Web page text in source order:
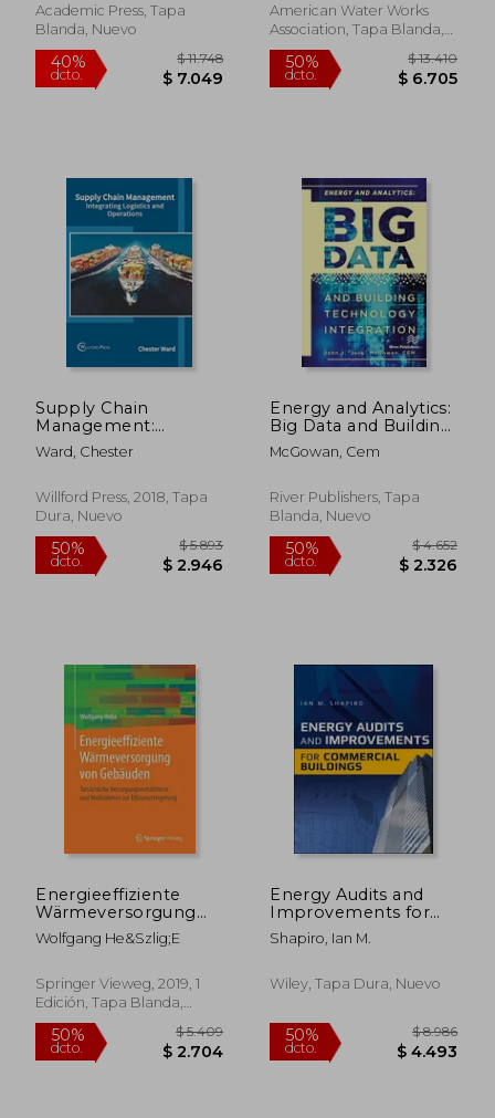
Academic Press, Tapa
Blanda, Nuevo
40%
dcto.
American Water Works
Association, Tapa Blanda,
Nuevo
50%
dcto.
Supply Chain
Management:
Integrating Logistics
and Operations (en
Ward, Chester
Willford Press, 2018, Tapa
Dura, Nuevo
50%
Energy and Analytics:
Big Data and Building
Technology
Integration (en
McGowan, Cem
River Publishers, Tapa
Blanda, Nuevo
50%
Energieeffiziente
Wärmeversorgung
von Gebäuden:
Tatsächliche
und Maßnahmen zur
Effizienzsteigerung
Wolfgang He&Szlig;E
Springer Vieweg, 2019, 1
Edición, Tapa Blanda,
Nuevo
Energy Audits and
Improvements for
Commercial Buildings
(en Inglés)
Shapiro, Ian M.
Wiley, Tapa Dura, Nuevo